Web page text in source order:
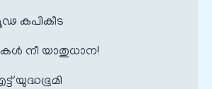
കപികീട
നീ യാതുധാന!
യുദ്ധഭൂമി